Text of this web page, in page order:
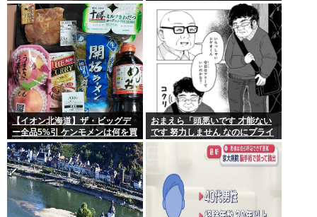
【イオン北海道】ザ・ビッグデ
ー全品5%引 ケンモメンは何を買
うの？
おまえら「頭悪いです 才能ない
です 努力しません なのにプライ
ド高いです ネットに偉そうな事
書きます」←これなんで？